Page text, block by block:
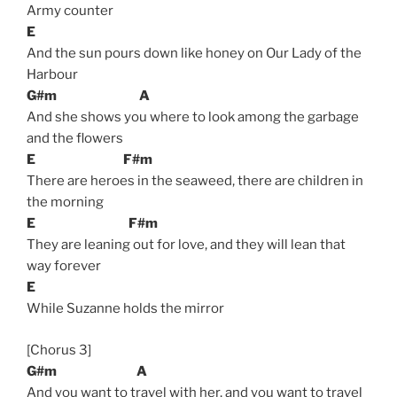
Army counter
E
And the sun pours down like honey on Our Lady of the
Harbour
G#m
A
And she shows you where to look among the garbage
and the flowers
E
F#m
There are heroes in the seaweed, there are children in
the morning
E
F#m
They are leaning out for love, and they will lean that
way forever
E
While Suzanne holds the mirror
[Chorus 3]
G#m
A
And you want to travel with her, and you want to travel